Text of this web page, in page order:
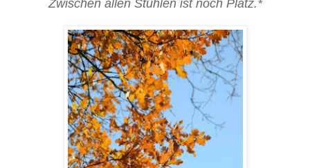
Zwischen allen Stühlen ist noch Platz.*